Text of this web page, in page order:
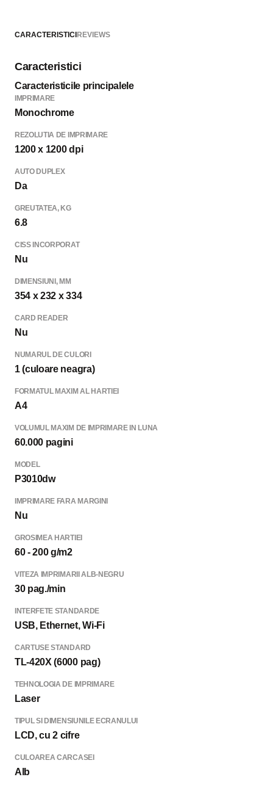
CARACTERISTICIREVIEWS
Caracteristici
Caracteristicile principalele
IMPRIMARE
Monochrome
REZOLUTIA DE IMPRIMARE
1200 x 1200 dpi
AUTO DUPLEX
Da
GREUTATEA, KG
6.8
CISS INCORPORAT
Nu
DIMENSIUNI, MM
354 x 232 x 334
CARD READER
Nu
NUMARUL DE CULORI
1 (culoare neagra)
FORMATUL MAXIM AL HARTIEI
A4
VOLUMUL MAXIM DE IMPRIMARE IN LUNA
60.000 pagini
MODEL
P3010dw
IMPRIMARE FARA MARGINI
Nu
GROSIMEA HARTIEI
60 - 200 g/m2
VITEZA IMPRIMARII ALB-NEGRU
30 pag./min
INTERFETE STANDARDE
USB, Ethernet, Wi-Fi
CARTUSE STANDARD
TL-420X (6000 pag)
TEHNOLOGIA DE IMPRIMARE
Laser
TIPUL SI DIMENSIUNILE ECRANULUI
LCD, cu 2 cifre
CULOAREA CARCASEI
Alb